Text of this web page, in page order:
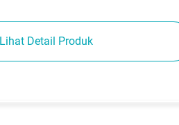
Lihat Detail Produk